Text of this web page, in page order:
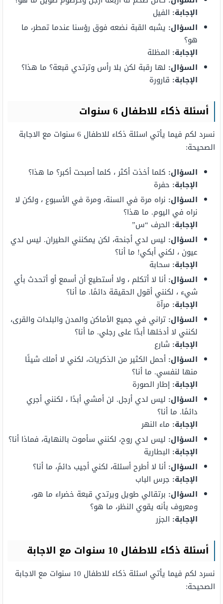
الإجابة: الفيل
السؤال: يشبه القبة نضعه فوق رؤسنا عندما تمطر، ما
هو؟
الإجابة: المظلة
السؤال: لها رقبة لكن بلا رأس وترتدي قبعة؟ ما هذا؟
الإجابة: قارورة
أسئلة ذكاء للاطفال 6 سنوات
نسرد لكم فيما يأتي اسئلة ذكاء للاطفال 6 سنوات مع الاجابة
الصحيحة:
السؤال: كلما أخذت أكثر ، كلما أصبحت أكبر؟ ما هذا؟
الإجابة: حفرة
السؤال: نراه مرة في السنة، ومرة في الأسبوع ، ولكن لا
نراه في اليوم. ما هذا؟
الإجابة: الحرف “س”
السؤال: ليس لدي أجنحة، لكن يمكنني الطيران. ليس لدي
عيون ، لكني أبكي! ما أنا؟
الإجابة: سحابة
السؤال: أنا لا أتكلم ، ولا أستطيع أن أسمع أو أتحدث بأي
شيء ، لكنني أقول الحقيقة دائمًا. ما أنا؟
الإجابة: مرآة
السؤال: تراني في جميع الأماكن والمدن والبلدات والقرى،
لكنني لا أدخلها أبدًا على رجلي. ما أنا؟
الإجابة: شارع
السؤال: أحمل الكثير من الذكريات، لكني لا أملك شيئًا
منها لنفسي. ما أنا؟
الإجابة: إطار الصورة
السؤال: ليس لدي أرجل. لن أمشي أبدًا ، لكنني أجري
دائمًا. ما أنا؟
الإجابة: ماء النهر
السؤال: ليس لدي روح، لكنني سأموت بالنهاية، فماذا أنا؟
الإجابة: البطارية
السؤال: أنا لا أطرح أسئلة، لكني أجيب دائمً، ما أنا؟
الإجابة: جرس الباب
السؤال: برتقالي طويل ويرتدي قبعة خضراء ما هو،
ومعروف بأنه يقوي النظر، ما هو؟
الإجابة: الجزر
أسئلة ذكاء للاطفال 10 سنوات مع الاجابة
نسرد لكم فيما يأتي اسئلة ذكاء للاطفال 10 سنوات مع الاجابة
الصحيحة: